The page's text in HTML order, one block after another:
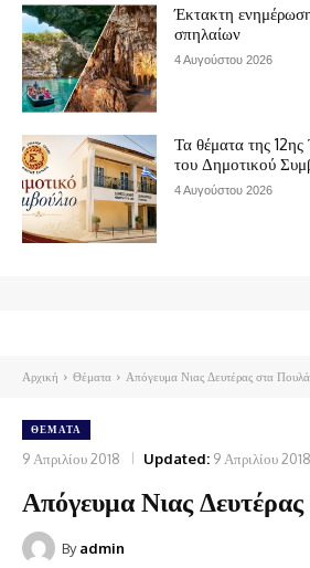
Έκτακτη
σπηλαίων
4 Αυγούστου 2026
Τα θέματα της 12ης
του Δημοτικού
4 Αυγούστου 2026